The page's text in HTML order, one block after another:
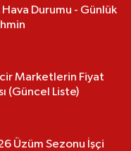
Durumu - Günlük
Marketlerin Fiyat
(Güncel Liste)
Üzüm Sezonu İşçi